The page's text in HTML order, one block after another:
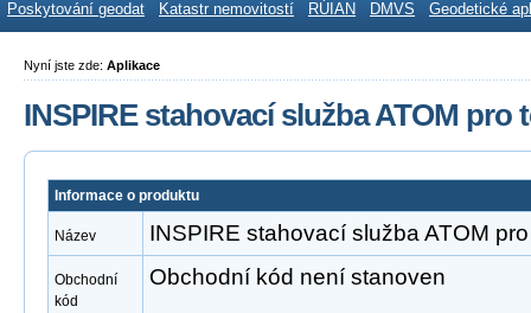
Poskytování geodat Katastr nemovitostí RÚIAN DMVS Geodetické
Nyní jste zde: Aplikace
INSPIRE stahovací služba ATOM pro
Informace o produktu
Název INSPIRE stahovací služba ATOM
Obchodní
kód
Obchodní kód není stanoven